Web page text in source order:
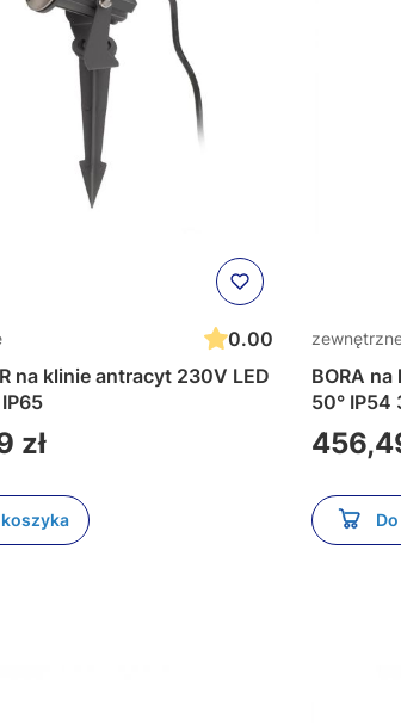
0.00
klinie antracyt 230V LED
zł
koszyka
BORA na
Cena